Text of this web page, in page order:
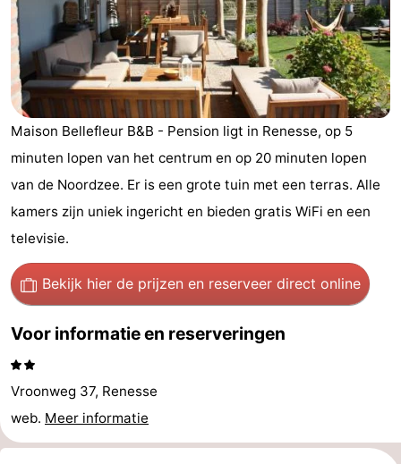
-
Port
Greve
-
Zeeuwse
Kust
Bed
(&
Campings
Vakantiehuizen
Buitenheem
-
De
Oase
-
Duinoord
-
Ginsterveld
-
Julianahoeve
-
Maison Bellefleur B&B - Pension ligt in Renesse, op 5
minuten lopen van het centrum en op 20 minuten lopen
van de Noordzee. Er is een grote tuin met een terras. Alle
kamers zijn uniek ingericht en bieden gratis WiFi en een
televisie.
Bekijk hier de prijzen en reserveer direct online
Voor informatie en reserveringen
Vroonweg 37, Renesse
web. Meer informatie